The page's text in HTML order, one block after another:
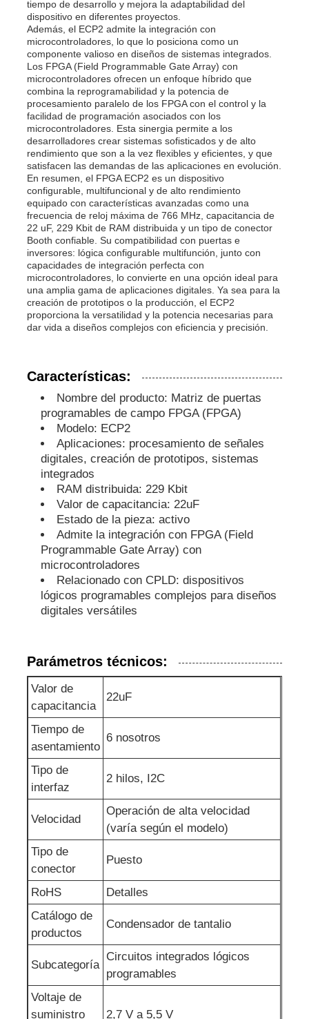
Unidad del microcontrolador de MCU
Sistema SOC en el chip
IC de la unidad MPU
CPLD PLD
Detector térmico infrarrojo
Chip CI de DSP
Chip de memoria de la COPITA
El chip SRAM
No hay flash
Circuito integrado EPROM
CI UART
ADC DAC
Componentes electrónicos
Programación de PLC
Módulo GPS
Módulo de Radiofrecuencia
Módulo de energía
Retransmisión de estado sólido
Antena de la comunicación
Conector
tiempo de desarrollo y mejora la adaptabilidad del
dispositivo en diferentes proyectos.
Además, el ECP2 admite la integración con
microcontroladores, lo que lo posiciona como un
componente valioso en diseños de sistemas integrados.
Los FPGA (Field Programmable Gate Array) con
microcontroladores ofrecen un enfoque híbrido que
combina la reprogramabilidad y la potencia de
procesamiento paralelo de los FPGA con el control y la
facilidad de programación asociados con los
microcontroladores. Esta sinergia permite a los
desarrolladores crear sistemas sofisticados y de alto
rendimiento que son a la vez flexibles y eficientes, y que
satisfacen las demandas de las aplicaciones en evolución.
En resumen, el FPGA ECP2 es un dispositivo
configurable, multifuncional y de alto rendimiento
equipado con características avanzadas como una
frecuencia de reloj máxima de 766 MHz, capacitancia de
22 uF, 229 Kbit de RAM distribuida y un tipo de conector
Booth confiable. Su compatibilidad con puertas e
inversores: lógica configurable multifunción, junto con
capacidades de integración perfecta con
microcontroladores, lo convierte en una opción ideal para
una amplia gama de aplicaciones digitales. Ya sea para la
creación de prototipos o la producción, el ECP2
proporciona la versatilidad y la potencia necesarias para
dar vida a diseños complejos con eficiencia y precisión.
Características:
Nombre del producto: Matriz de puertas
programables de campo FPGA (FPGA)
Modelo: ECP2
Aplicaciones: procesamiento de señales
digitales, creación de prototipos, sistemas
integrados
RAM distribuida: 229 Kbit
Valor de capacitancia: 22uF
Estado de la pieza: activo
Admite la integración con FPGA (Field
Programmable Gate Array) con
microcontroladores
Relacionado con CPLD: dispositivos
lógicos programables complejos para diseños
digitales versátiles
Parámetros técnicos:
Valor de
capacitancia
22uF
Tiempo de
asentamiento
6 nosotros
Tipo de
interfaz
2 hilos, I2C
Velocidad
Operación de alta velocidad
(varía según el modelo)
Tipo de
conector
Puesto
RoHS
Detalles
Catálogo de
productos
Condensador de tantalio
Subcategoría
Circuitos integrados lógicos
programables
Voltaje de
suministro
2,7 V a 5,5 V